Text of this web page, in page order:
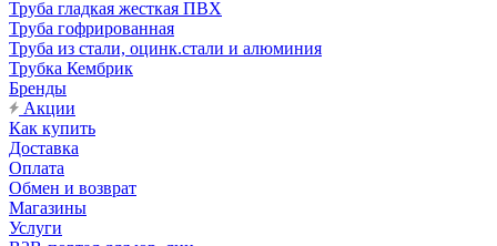
Труба гладкая жесткая ПВХ
Труба гофрированная
Труба из стали, оцинк.стали и алюминия
Трубка Кембрик
Бренды
Акции
Как купить
Доставка
Оплата
Обмен и возврат
Магазины
Услуги